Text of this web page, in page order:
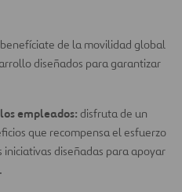
benefíciate de la movilidad global
diseñados para garantizar
empleados: disfruta de un
que recompensa el esfuerzo
iniciativas diseñadas para apoyar